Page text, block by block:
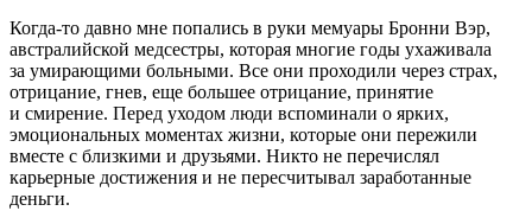
Когда-то давно мне попались в руки мемуары Бронни Вэр,
австралийской медсестры, которая многие годы ухаживала
за умирающими больными. Все они проходили через страх,
отрицание, гнев, еще большее отрицание, принятие
и смирение. Перед уходом люди вспоминали о ярких,
эмоциональных моментах жизни, которые они пережили
вместе с близкими и друзьями. Никто не перечислял
карьерные достижения и не пересчитывал заработанные
деньги.